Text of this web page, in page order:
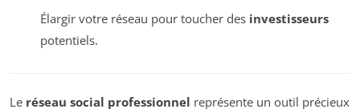
Élargir votre réseau pour toucher des investisseurs
potentiels.
Le réseau social professionnel représente un outil précieux